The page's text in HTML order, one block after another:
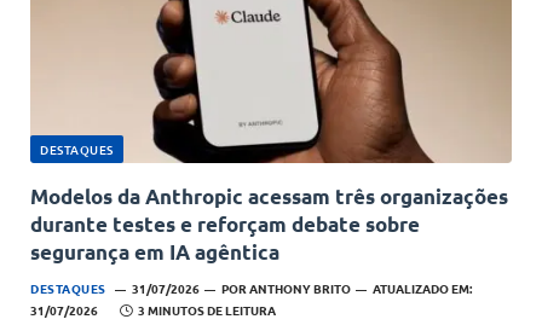
DESTAQUES
Modelos da Anthropic acessam três organizações
durante testes e reforçam debate sobre
segurança em IA agêntica
DESTAQUES 31/07/2026 POR ANTHONY BRITO
ATUALIZADO EM:
31/07/2026
3 MINUTOS DE LEITURA